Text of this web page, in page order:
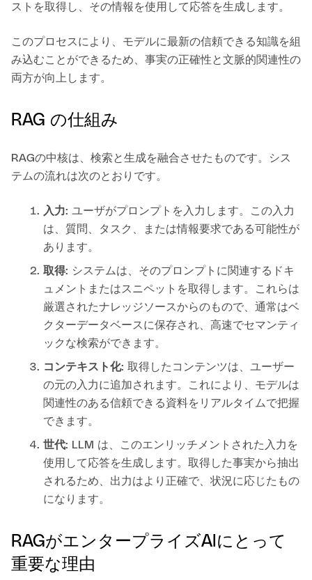
ストを取得し、その情報を使用して応答を生成します。
このプロセスにより、モデルに最新の信頼できる知識を組
み込むことができるため、事実の正確性と文脈的関連性の
両方が向上します。
RAG の仕組み
RAGの中核は、検索と生成を融合させたものです。シス
テムの流れは次のとおりです。
入力: ユーザがプロンプトを入力します。この入力
は、質問、タスク、または情報要求である可能性が
あります。
取得: システムは、そのプロンプトに関連するドキ
ュメントまたはスニペットを取得します。これらは
厳選されたナレッジソースからのもので、通常はベ
クターデータベースに保存され、高速でセマンティ
ックな検索ができます。
コンテキスト化: 取得したコンテンツは、ユーザー
の元の入力に追加されます。これにより、モデルは
関連性のある信頼できる資料をリアルタイムで把握
できます。
世代: LLM は、このエンリッチメントされた入力を
使用して応答を生成します。取得した事実から抽出
されるため、出力はより正確で、状況に応じたもの
になります。
RAGがエンタープライズAIにとって
重要な理由